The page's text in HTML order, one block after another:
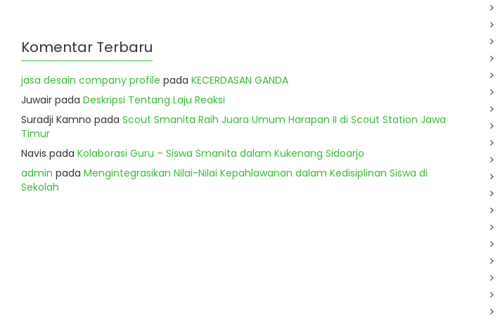
Komentar Terbaru
jasa desain company profile pada KECERDASAN GANDA
Juwair pada Deskripsi Tentang Laju Reaksi
Suradji Kamno pada Scout Smanita Raih Juara Umum Harapan II di Scout Station Jawa
Timur
Navis pada Kolaborasi Guru – Siswa Smanita dalam Kukenang Sidoarjo
admin pada Mengintegrasikan Nilai-Nilai Kepahlawanan dalam Kedisiplinan Siswa di
Sekolah